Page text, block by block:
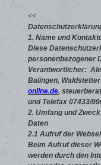
<<
1. Name und
Diese
personenbezogener
Verantwortlicher:
Balingen,
online.de,
und Telefax 07433/
2. Umfang und
Daten
2.1 Aufruf der
Beim Aufruf dieser
werden durch den